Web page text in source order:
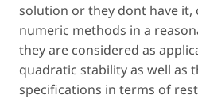
solution or they dont have it,
numeric methods in a
they are considered as
quadratic stability as well as
specifications in terms of